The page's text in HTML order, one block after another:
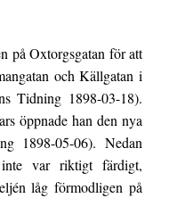
på Oxtorgsgatan för att
och Källgatan i
Tidning 1898-03-18).
öppnade han den nya
1898-05-06). Nedan
var riktigt färdigt,
låg förmodligen på